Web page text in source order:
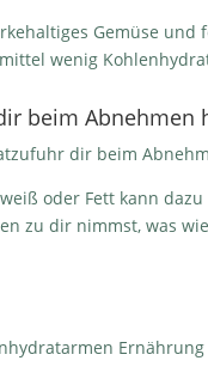
Gemüse und
wenig
beim Abnehmen
dir beim
oder Fett kann
zu dir nimmst, was